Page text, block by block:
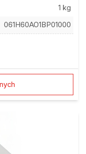
1 kg
061H60AO1BP01000